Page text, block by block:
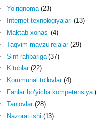
Yo‘riqnoma(23)
Internet texnologiyalari (13)
Maktab xonasi (4)
Taqvim-mavzu rejalar(29)
Sinf rahbariga(37)
Kitoblar(22)
Kommunal to‘lovlar(4)
Fanlar bo‘yicha kompetensiya
Tanlovlar(28)
Nazorat ishi (13)